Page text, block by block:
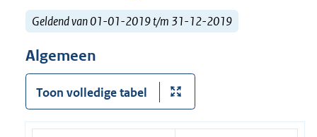
Geldend van 01-01-2019 t/m 31-12-2019
Algemeen
Toon volledige tabel